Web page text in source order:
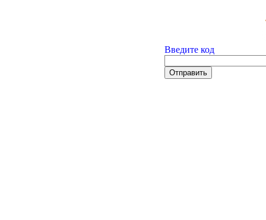
Введите код